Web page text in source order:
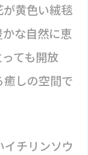
黄色い絨毯
な自然に恵
ても開放
しの空間で
チリンソウ